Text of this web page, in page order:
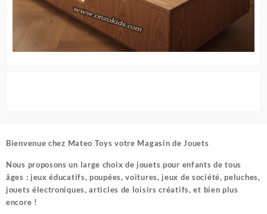
Bienvenue chez Mateo Toys votre Magasin de Jouets
Nous proposons un large choix de jouets pour enfants de tous
âges : jeux éducatifs, poupées, voitures, jeux de société, peluches,
jouets électroniques, articles de loisirs créatifs, et bien plus
encore !